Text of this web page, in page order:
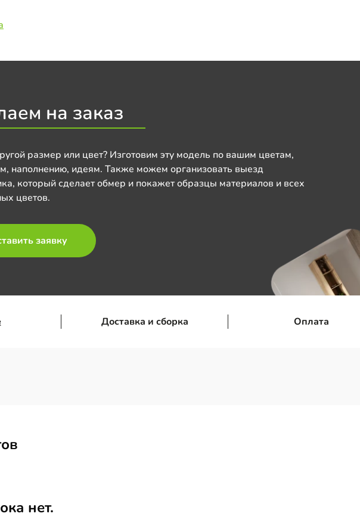
на заказ
размер или цвет? Изготовим эту модель по вашим цветам,
наполнению, идеям. Также можем организовать выезд
который сделает обмер и покажет образцы материалов и всех
цветов.
заявку
Доставка и сборка Оплата
нет.